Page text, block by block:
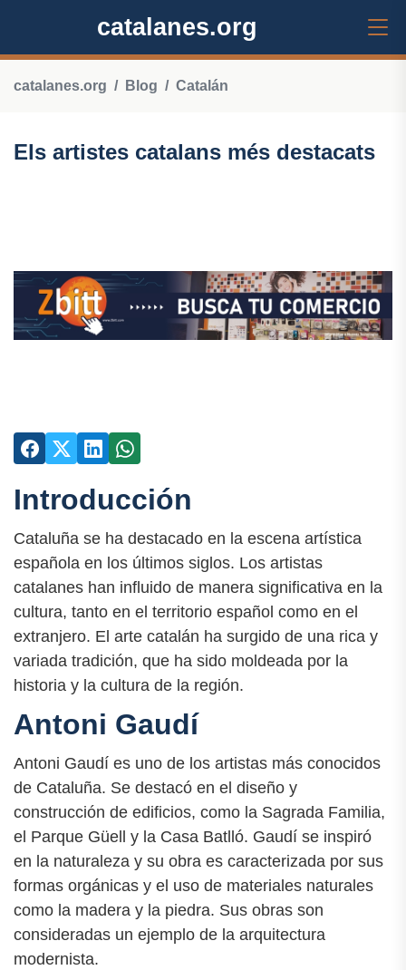
catalanes.org
catalanes.org Blog Catalán
Els artistes catalans més destacats
Introducción
Cataluña se ha destacado en la escena artística
española en los últimos siglos. Los artistas
catalanes han influido de manera significativa en la
cultura, tanto en el territorio español como en el
extranjero. El arte catalán ha surgido de una rica y
variada tradición, que ha sido moldeada por la
historia y la cultura de la región.
Antoni Gaudí
Antoni Gaudí es uno de los artistas más conocidos
de Cataluña. Se destacó en el diseño y
construcción de edificios, como la Sagrada Familia,
el Parque Güell y la Casa Batlló. Gaudí se inspiró
en la naturaleza y su obra es caracterizada por sus
formas orgánicas y el uso de materiales naturales
como la madera y la piedra. Sus obras son
consideradas un ejemplo de la arquitectura
modernista.